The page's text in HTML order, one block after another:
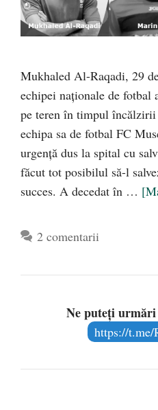
Mukhaled Al-Raqadi, 29
echipei naționale de fotbal
pe teren în timpul
echipa sa de fotbal FC
urgență dus la spital cu
făcut tot posibilul să-l
succes. A decedat în …
2 comentarii
Ne puteți urmări
https://t.me/